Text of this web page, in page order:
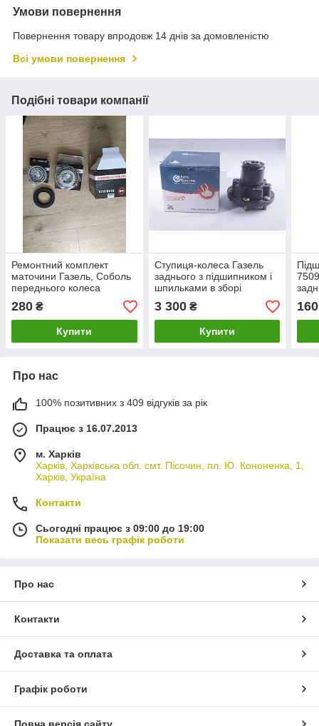
Умови повернення
Повернення товару впродовж 14 днів за домовленістю
Всі умови повернення
Подібні товари компанії
Ремонтний комплект
маточини Газель, Соболь
переднього колеса
(підшипник 2 шт, сальник)
(виробництво АП)
280 ₴
Купити
Ступиця-колеса Газель
заднього з підшипником і
шпильками в зборі
(виробництво Авто
Престиж)
3 300₴
Купити
КПП
160
Про нас
100% позитивних з 409 відгуків за рік
Працює з 16.07.2013
м. Харків
Харків, Харківська обл. смт. Пісочин, пл. Ю. Кононенка, 1,
Харків, Україна
Контакти
Сьогодні працює з 09:00 до 19:00
Показати весь графік роботи
Про нас
Контакти
Доставка та оплата
Графік роботи